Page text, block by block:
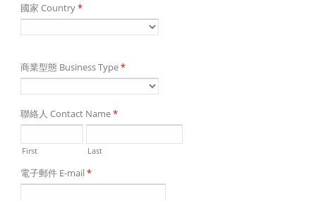
國家 Country*
商業型態 Business Type*
聯絡人 Contact Name*
First Last
電子郵件 E-mail*